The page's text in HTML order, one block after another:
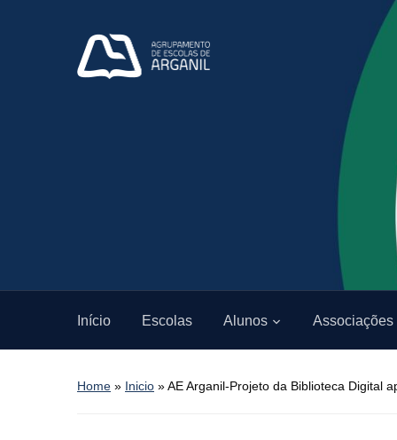
Início Escolas Alunos Associações
Home » Inicio »AE Arganil-Projeto da Biblioteca Digital